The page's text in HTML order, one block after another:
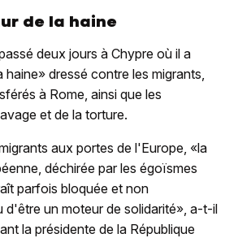
de la haine
deux jours à Chypre où il a
haine» dressé contre les migrants,
à Rome, ainsi que les
et de la torture.
aux portes de l'Europe, «la
déchirée par les égoïsmes
parfois bloquée et non
d'être un moteur de solidarité», a-t-il
la présidente de la République